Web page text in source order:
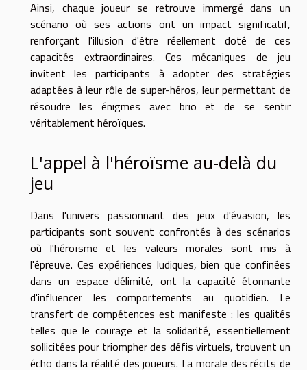
Ainsi, chaque joueur se retrouve immergé dans un
scénario où ses actions ont un impact significatif,
renforçant l'illusion d'être réellement doté de ces
capacités extraordinaires. Ces mécaniques de jeu
invitent les participants à adopter des stratégies
adaptées à leur rôle de super-héros, leur permettant de
résoudre les énigmes avec brio et de se sentir
véritablement héroïques.
L'appel à l'héroïsme au-delà du
jeu
Dans l'univers passionnant des jeux d'évasion, les
participants sont souvent confrontés à des scénarios
où l'héroïsme et les valeurs morales sont mis à
l'épreuve. Ces expériences ludiques, bien que confinées
dans un espace délimité, ont la capacité étonnante
d'influencer les comportements au quotidien. Le
transfert de compétences est manifeste : les qualités
telles que le courage et la solidarité, essentiellement
sollicitées pour triompher des défis virtuels, trouvent un
écho dans la réalité des joueurs. La morale des récits de